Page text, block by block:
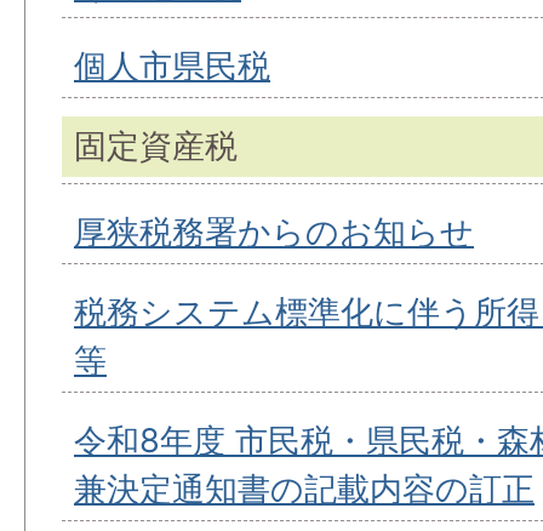
個人市県民税
固定資産税
厚狭税務署からのお知らせ
税務システム標準化に伴う所
等
令和8年度 市民税・県民税・
兼決定通知書の記載内容の訂正